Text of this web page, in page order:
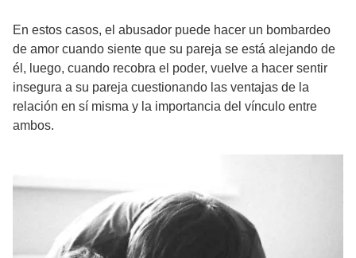
En estos casos, el abusador puede hacer un bombardeo
de amor cuando siente que su pareja se está alejando de
él, luego, cuando recobra el poder, vuelve a hacer sentir
insegura a su pareja cuestionando las ventajas de la
relación en sí misma y la importancia del vínculo entre
ambos.